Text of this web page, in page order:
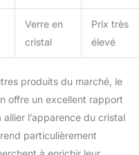
Verre en
cristal
Prix très
élevé
produits du marché, le
offre un excellent rapport
l’apparence du cristal
particulièrement